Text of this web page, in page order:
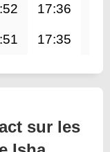
17:36
17:35
sur les